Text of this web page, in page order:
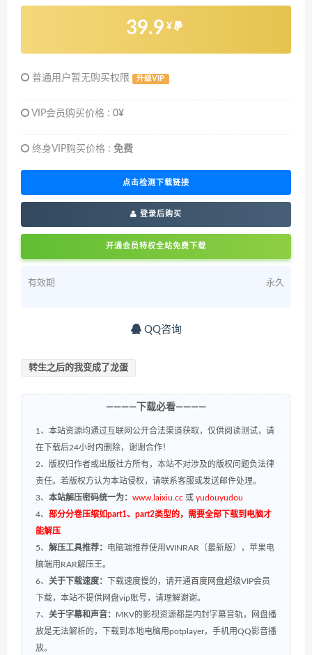
39.9 ¥
普通用户暂无购买权限 升级VIP
VIP会员购买价格 : 0¥
终身VIP购买价格 : 免费
点击检测下载链接
登录后购买
开通会员特权全站免费下载
有效期 永久
QQ咨询
转生之后的我变成了龙蛋
————下载必看————
1、本站资源均通过互联网公开合法渠道获取，仅供阅读测试，请
在下载后24小时内删除，谢谢合作！
2、版权归作者或出版社方所有，本站不对涉及的版权问题负法律
责任。若版权方认为本站侵权，请联系客服或发送邮件处理。
3、 本站解压密码统一为： www.laixiu.cc 或 yudouyudou
4、 部分分卷压缩如part1、part2类型的，需要全部下载到电脑才
能解压
5、 解压工具推荐： 电脑端推荐使用WINRAR（最新版），苹果电
脑端用RAR解压王。
6、 关于下载速度：
下载速度慢的，请开通百度网盘超级VIP会员
下载，本站不提供网盘vip账号，请理解谢谢。
7、 关于字幕和声音： MKV的影视资源都是内封字幕音轨，网盘播
放是无法解析的，下载到本地电脑用potplayer，手机用QQ影音播
放。